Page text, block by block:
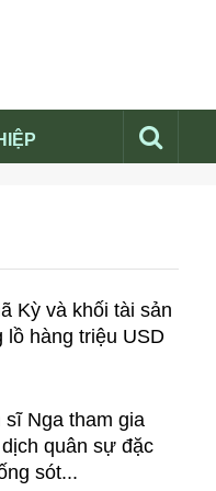
2026
Kỳ và khối tài sản
lồ hàng triệu USD
sĩ Nga tham gia
quân sự đặc
sót...